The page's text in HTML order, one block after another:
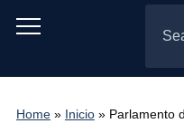
Toggle
menu
for:
Home» Inicio» Parlamento